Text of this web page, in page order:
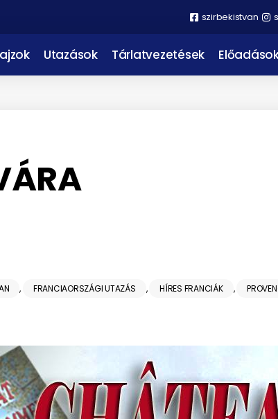
szirbekistvan
Utazások Tárlatvezetések
, FRANCIAORSZÁGI UTAZÁS , HÍRES FRANCIÁK ,